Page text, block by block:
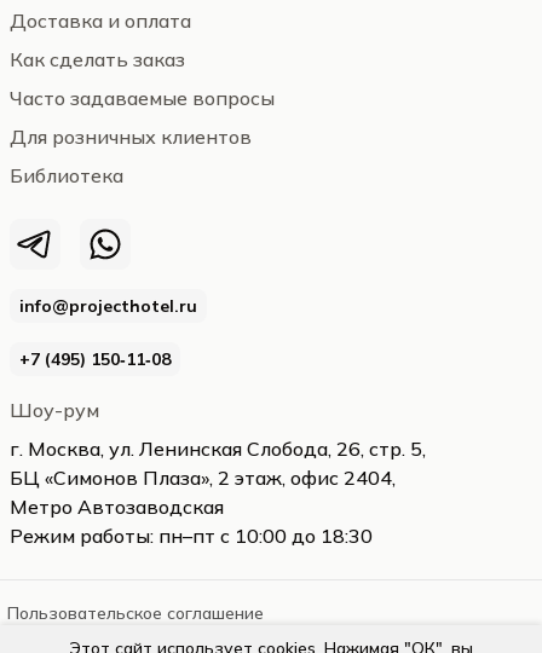
info@projecthotel.ru
+7 (495) 150‑11‑08
Шоу-рум
г. Москва, ул. Ленинская Слобода, 26, стр. 5,
БЦ «Симонов Плаза», 2 этаж, офис 2404,
Метро Автозаводская
Режим работы: пн–пт с 10:00 до 18:30
Доставка и оплата
Как сделать заказ
Часто задаваемые вопросы
Для розничных клиентов
Библиотека
Пользовательское соглашение
Этот сайт использует cookies. Нажимая "ОК", вы